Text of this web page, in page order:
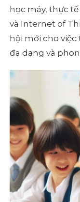
học máy, thực
và Internet of
hội mới cho
đa dạng và